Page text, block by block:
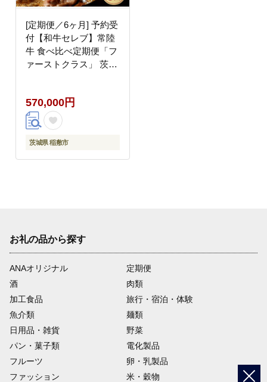
[定期便／6ヶ月] 予約受
付【和牛セレブ】常陸
牛 食べ比べ定期便「フ
ァーストクラス」 茨城
570,000円
茨城県 稲敷市
お礼の品から探す
ANAオリジナル
定期便
酒
肉類
加工食品
旅行・宿泊・体験
魚介類
麺類
日用品・雑貨
野菜
パン・菓子類
電化製品
フルーツ
卵・乳製品
ファッション
米・穀物